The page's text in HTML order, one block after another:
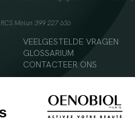
Melun 399 227 636
VEELGESTELDE VRAGEN
GLOSSARIUM
CONTACTEER ONS